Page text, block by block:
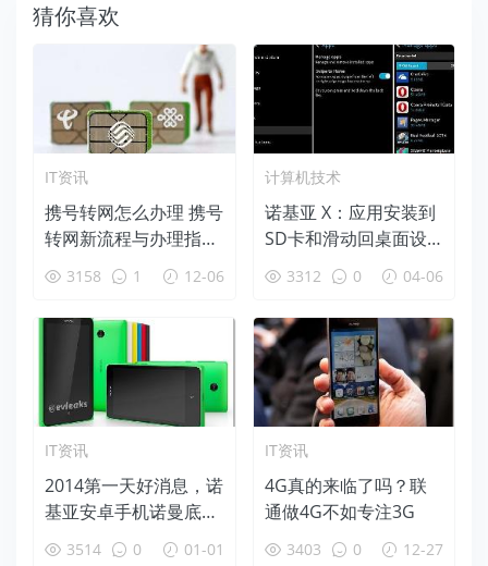
猜你喜欢
IT资讯
携号转网怎么办理 携号
转网新流程与办理指南
(全攻略)
3158 1 12-06
计算机技术
诺基亚 X：应用安装到
SD卡和滑动回桌面设
置 3312 0 04-06
IT资讯
2014第一天好消息，诺
基亚安卓手机诺曼底即
将发布3514 0 01-01
IT资讯
4G真的来临了吗？联
通做4G不如专注3G
3403 0 12-27